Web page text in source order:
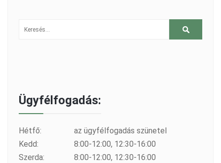
Ügyfélfogadás:
Hétfő:
az ügyfélfogadás szünetel
Kedd:
8:00-12:00, 12:30-16:00
Szerda:
8:00-12:00, 12:30-16:00